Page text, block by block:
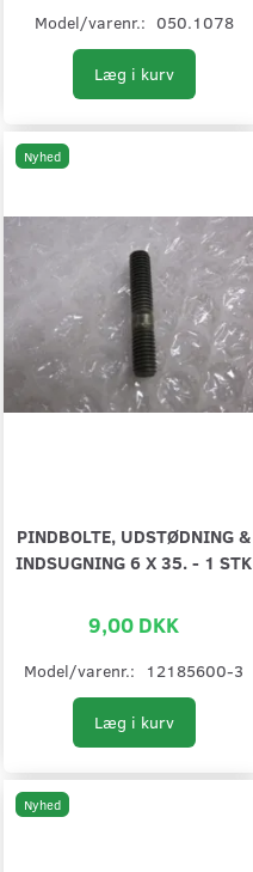
Model/varenr.: 050.1078
Læg i kurv
Nyhed
PINDBOLTE, UDSTØDNING &
INDSUGNING 6 X 35. - 1 STK
9,00 DKK
Model/varenr.: 12185600-3
Læg i kurv
Nyhed